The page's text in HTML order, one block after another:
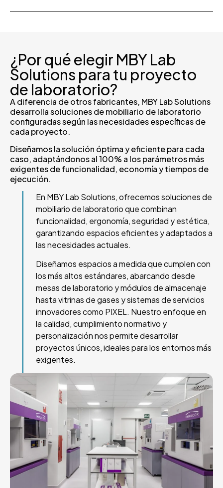
¿Por qué elegir MBY Lab
Solutions para tu proyecto
de laboratorio?
A diferencia de otros fabricantes, MBY Lab Solutions
desarrolla soluciones de mobiliario de laboratorio
configuradas según las necesidades específicas de
cada proyecto.
Diseñamos la solución óptima y eficiente para cada
caso, adaptándonos al 100% a los parámetros más
exigentes de funcionalidad, economía y tiempos de
ejecución.
En MBY Lab Solutions, ofrecemos soluciones de
mobiliario de laboratorio que combinan
funcionalidad, ergonomía, seguridad y estética,
garantizando espacios eficientes y adaptados a
las necesidades actuales.
Diseñamos espacios a medida que cumplen con
los más altos estándares, abarcando desde
mesas de laboratorio y módulos de almacenaje
hasta vitrinas de gases y sistemas de servicios
innovadores como PIXEL. Nuestro enfoque en
la calidad, cumplimiento normativo y
personalización nos permite desarrollar
proyectos únicos, ideales para los entornos más
exigentes.